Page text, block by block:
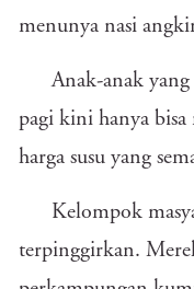
menunya nasi
Anak-anak
pagi kini hanya
harga susu yang
Kelompok
terpinggirkan.